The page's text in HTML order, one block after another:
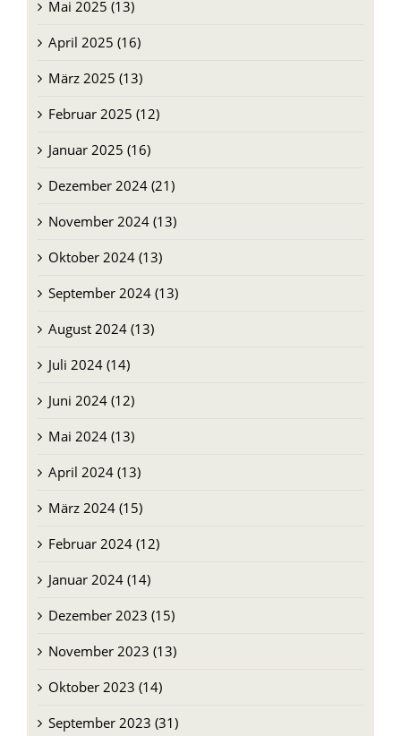
Mai 2025 (13)
April 2025 (16)
März 2025 (13)
Februar 2025 (12)
Januar 2025 (16)
Dezember 2024 (21)
November 2024 (13)
Oktober 2024 (13)
September 2024 (13)
August 2024 (13)
Juli 2024 (14)
Juni 2024 (12)
Mai 2024 (13)
April 2024 (13)
März 2024 (15)
Februar 2024 (12)
Januar 2024 (14)
Dezember 2023 (15)
November 2023 (13)
Oktober 2023 (14)
September 2023 (31)